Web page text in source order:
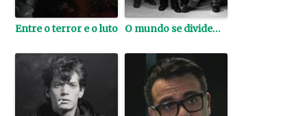
Entre o terror e o luto O mundo se divide…